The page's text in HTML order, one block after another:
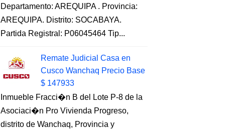
Departamento: AREQUIPA . Provincia:
AREQUIPA. Distrito: SOCABAYA.
Partida Registral: P06045464 Tip...
Remate Judicial Casa en
Cusco Wanchaq Precio Base
$ 147933
Inmueble Fracci�n B del Lote P-8 de la
Asociaci�n Pro Vivienda Progreso,
distrito de Wanchaq, Provincia y